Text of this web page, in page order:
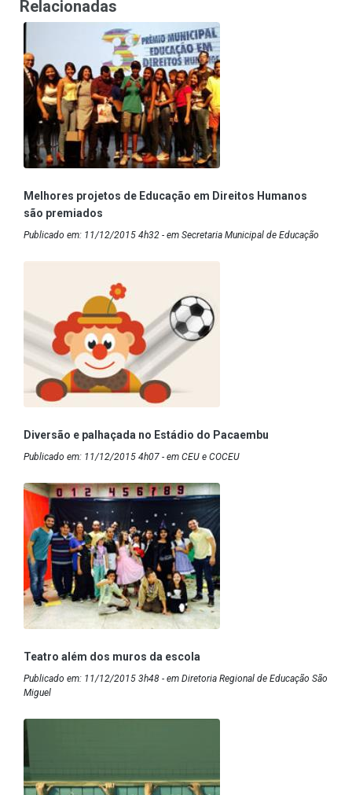
Relacionadas
Melhores projetos de Educação em Direitos Humanos
são premiados
Publicado em: 11/12/2015 4h32 - em Secretaria Municipal de Educação
Diversão e palhaçada no Estádio do Pacaembu
Publicado em: 11/12/2015 4h07 - em CEU e COCEU
Teatro além dos muros da escola
Publicado em: 11/12/2015 3h48 - em Diretoria Regional de Educação São
Miguel